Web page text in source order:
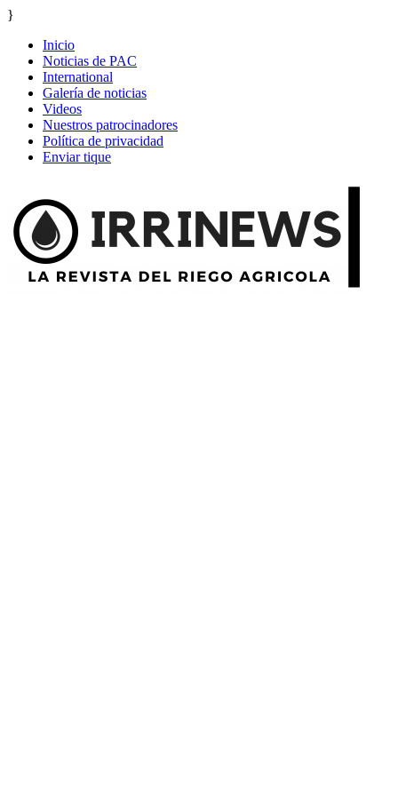
}
Inicio
Noticias de PAC
International
Galería de noticias
Videos
Nuestros patrocinadores
Política de privacidad
Enviar tique